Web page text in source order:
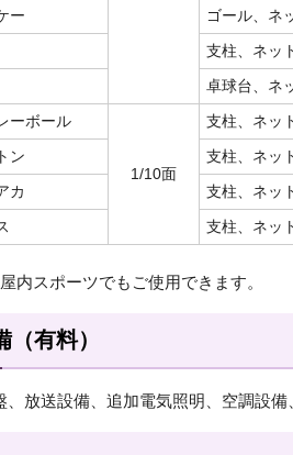
ー
ゴール、ネ
支柱、ネッ
卓球台、ネ
ーボール
1/10面
支柱、ネッ
ン
支柱、ネッ
カ
支柱、ネッ
支柱、ネッ
内スポーツでもご使用できます。
（有料）
、放送設備、追加電気照明、空調設